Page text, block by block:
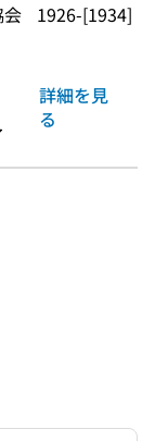
会 1926-[1934]
詳細を見
る